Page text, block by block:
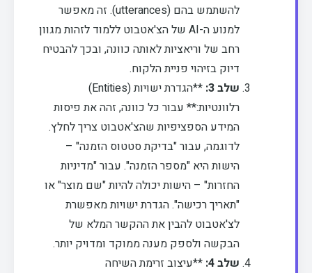
להשתמש בהם (utterances). זה מאפשר
למנוע ה-AI של הצ'אטבוט ללמוד לזהות מגוון
רחב של וריאציות לאותה כוונה, ובכך להבטיח
דיוק בזיהוי פניית הלקוח.
שלב 3:
**הגדרת ישויות (Entities)
רלוונטיות:** עבור כל כוונה, זהה את פיסות
המידע הספציפיות שהצ'אטבוט צריך לחלץ.
לדוגמה, עבור "בדיקת סטטוס הזמנה" –
הישות היא "מספר הזמנה". עבור "מדיניות
החזרות" – הישות יכולה להיות "שם מוצר" או
"תאריך רכישה". הגדרת ישויות מאפשרת
לצ'אטבוט להבין את ההקשר המלא של
הבקשה ולספק מענה ממוקד ומדויק יותר.
שלב 4: **עיצוב זרימת השיחה